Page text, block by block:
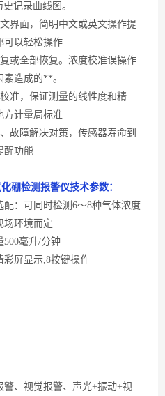
记录曲线图。
界面，简明中文或英文操作提
可以轻松操作
或全部恢复。浓度校准误操作
造成的**。
准，保证测量的线性度和精
方计量局标准
故障解决对策，传感器寿命到
醒功能
硼检测报警仪技术参数：
配：可同时检测6～8种气体浓度
场环境而定
500毫升/分钟
彩屏显示,8按键操作
警、视觉报警、声光+振动+视